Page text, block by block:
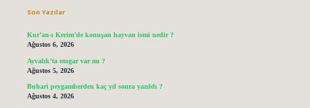
Son Yazılar
Kur’an-ı Kerim’de konuşan hayvan ismi nedir ?
Ağustos 6, 2026
Ayvalık’ta otogar var mı ?
Ağustos 5, 2026
Buhari peygamberden kaç yıl sonra yazıldı ?
Ağustos 4, 2026